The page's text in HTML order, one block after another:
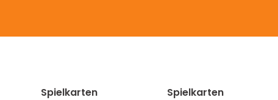
Spielkarten Spielkarten